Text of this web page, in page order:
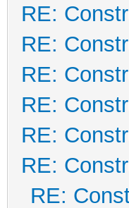
RE:
RE:
RE:
RE:
RE:
RE:
RE: